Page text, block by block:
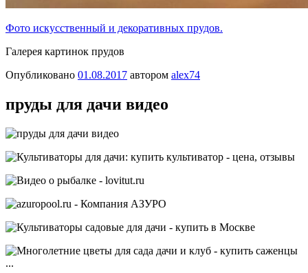
Фото искусственный и декоративных прудов.
Галерея картинок прудов
Опубликовано 01.08.2017 автором alex74
пруды для дачи видео